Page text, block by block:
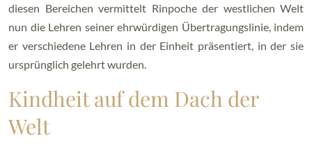
diesen Bereichen vermittelt Rinpoche der westlichen Welt
nun die Lehren seiner ehrwürdigen Übertragungslinie, indem
er verschiedene Lehren in der Einheit präsentiert, in der sie
ursprünglich gelehrt wurden.
Kindheit auf dem Dach der
Welt